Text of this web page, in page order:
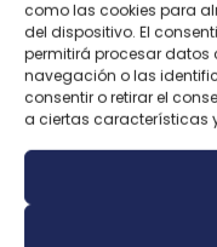
como las cookies para
del dispositivo. El
permitirá procesar
navegación o las
consentir o retirar el
a ciertas características
CAÑA ‘SUNSET’
(100/250g) –
SURF-CASTING